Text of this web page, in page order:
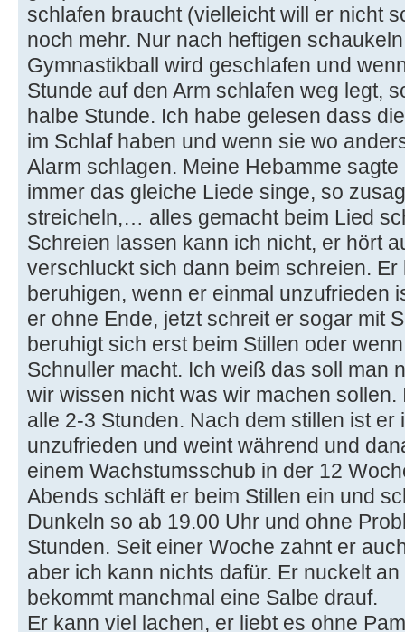
schlafen braucht (vielleicht will er nicht
noch mehr. Nur nach heftigen
Gymnastikball wird geschlafen und
Stunde auf den Arm schlafen weg legt,
halbe Stunde. Ich habe gelesen dass
im Schlaf haben und wenn sie wo
Alarm schlagen. Meine Hebamme
immer das gleiche Liede singe, so
streicheln,… alles gemacht beim Lied
Schreien lassen kann ich nicht, er hört
verschluckt sich dann beim schreien.
beruhigen, wenn er einmal unzufrieden
er ohne Ende, jetzt schreit er sogar mit
beruhigt sich erst beim Stillen oder
Schnuller macht. Ich weiß das soll man
wir wissen nicht was wir machen
alle 2-3 Stunden. Nach dem stillen ist er
unzufrieden und weint während und
einem Wachstumsschub in der 12
Abends schläft er beim Stillen ein und
Dunkeln so ab 19.00 Uhr und ohne
Stunden. Seit einer Woche zahnt er
aber ich kann nichts dafür. Er nuckelt
bekommt manchmal eine Salbe drauf.
Er kann viel lachen, er liebt es ohne